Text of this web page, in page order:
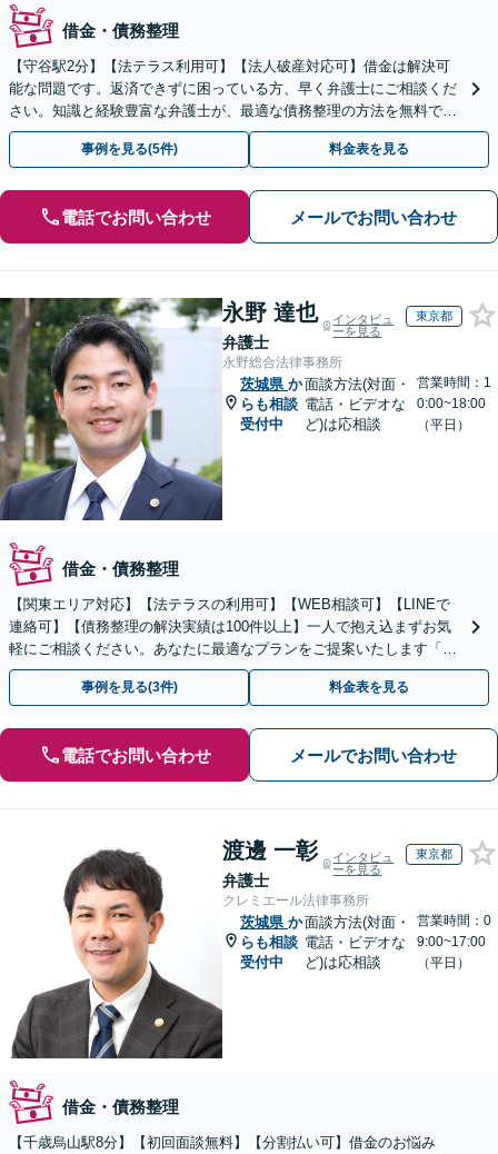
借金・債務整理
【守谷駅2分】【法テラス利用可】【法人破産対応可】借金は解決可
能な問題です。返済できずに困っている方、早く弁護士にご相談くだ
さい。知識と経験豊富な弁護士が、最適な債務整理の方法を無料で診
断します。金融機関への助言･指導経験あり。
事例を見る(5件) 料金表を見る
電話でお問い合わせ メールでお問い合わせ
永野 達也
弁護士
インタビュ
ーを見る
東京都
永野総合法律事務所
茨城県 か
らも相談
受付中
面談方法(対面・
電話・ビデオな
ど)は応相談
営業時間：1
0:00~18:00
（平日）
借金・債務整理
【関東エリア対応】【法テラスの利用可】【WEB相談可】【LINEで
連絡可】【債務整理の解決実績は100件以上】一人で抱え込まずお気
軽にご相談ください。あなたに最適なプランをご提案いたします「法
人破産にも強い弁護士」【休日・夜間対応】
事例を見る(3件) 料金表を見る
電話でお問い合わせ メールでお問い合わせ
渡邊 一彰
弁護士
インタビュ
ーを見る
東京都
クレミエール法律事務所
茨城県 か
らも相談
受付中
面談方法(対面・
電話・ビデオな
ど)は応相談
営業時間：0
9:00~17:00
（平日）
借金・債務整理
【千歳烏山駅8分】【初回面談無料】【分割払い可】借金のお悩み